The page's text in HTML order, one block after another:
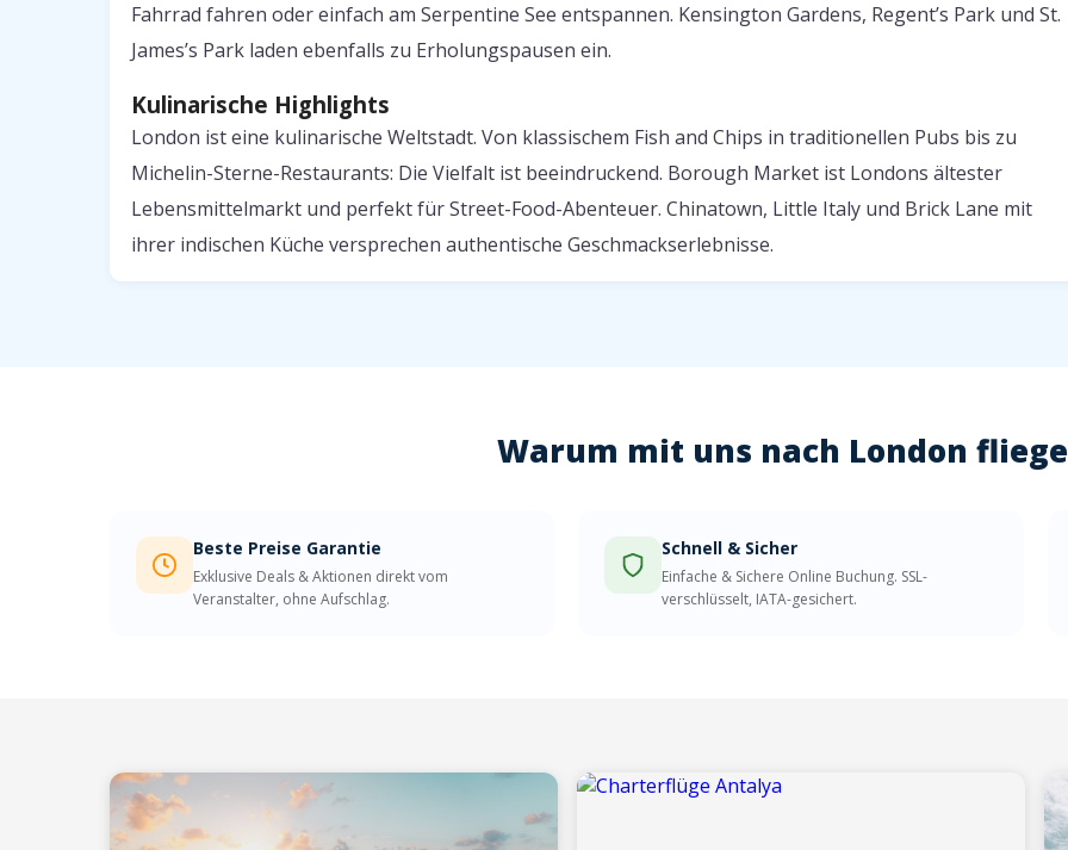
Fahrrad fahren oder einfach am Serpentine See entspannen. Kensington Gardens, Regent’s Park und St.
James’s Park laden ebenfalls zu Erholungspausen ein.
Kulinarische Highlights
London ist eine kulinarische Weltstadt. Von klassischem Fish and Chips in traditionellen Pubs bis zu
Michelin-Sterne-Restaurants: Die Vielfalt ist beeindruckend. Borough Market ist Londons ältester
Lebensmittelmarkt und perfekt für Street-Food-Abenteuer. Chinatown, Little Italy und Brick Lane mit
ihrer indischen Küche versprechen authentische Geschmackserlebnisse.
Warum mit uns nach London
Beste Preise Garantie
Exklusive Deals & Aktionen direkt vom
Veranstalter, ohne Aufschlag.
Schnell & Sicher
Einfache & Sichere Online Buchung. SSL-
verschlüsselt, IATA-gesichert.